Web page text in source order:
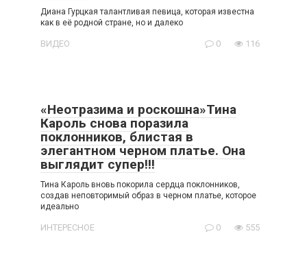
Диана Гурцкая талантливая певица, которая известна
как в её родной стране, но и далеко
ВИДЕО 0 116
«Неотразима и роскошна»Тина
Кароль снова поразила
поклонников, блистая в
элегантном черном платье. Она
выглядит супер!!!
Тина Кароль вновь покорила сердца поклонников,
создав неповторимый образ в черном платье, которое
идеально
ИНТЕРЕСНОЕ 0 555